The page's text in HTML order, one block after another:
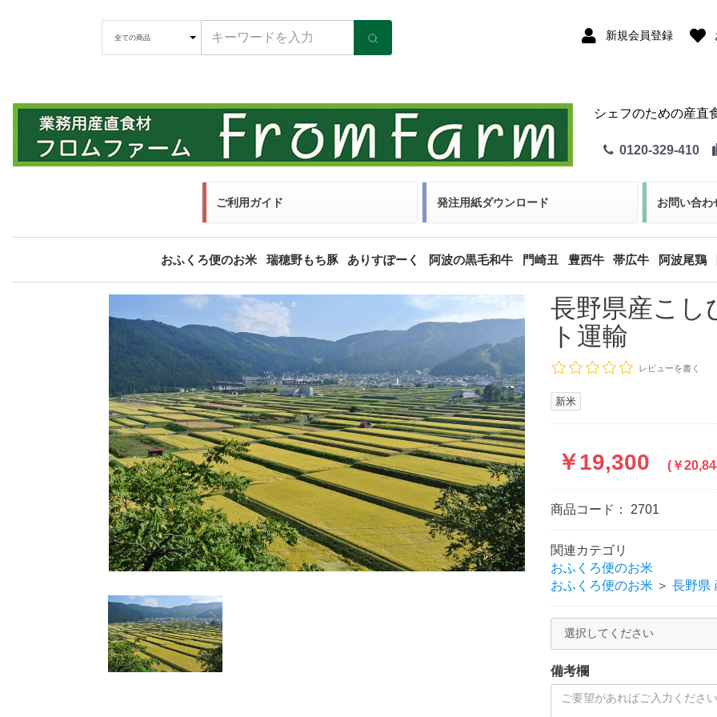
新規会員登録
シェフのための産直
0120-329-410
ご利用ガイド 発注用紙ダウンロード お問い合わ
おふくろ便のお米
福島県 産直
宮城県 産直
秋田県 産直
長野県 産直
特選米
瑞穂野もち豚
精肉
ホルモン
加工品
ありすぽーく 阿波の黒毛和牛
ホルモン
門崎丑
ホルモン
加工品
豊西牛
精肉
ホルモン
加工品
帯広牛
精肉
ホルモン
阿波尾鶏
長野県産こし
ト運輸
レビューを書く
新米
￥19,300 (￥
商品コード： 2701
関連カテゴリ
おふくろ便のお米
おふくろ便のお米 ＞ 長野県
備考欄